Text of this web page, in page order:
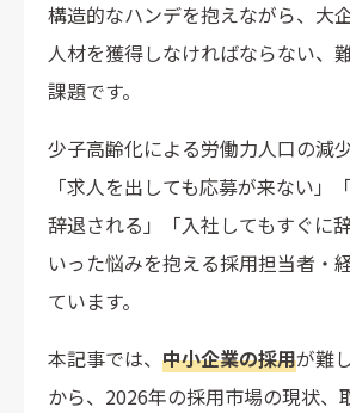
構造的なハンデを抱えながら、大
人材を獲得しなければならない、
課題です。
少子高齢化による労働力人口の減
「求人を出しても応募が来ない」
辞退される」「入社してもすぐに
いった悩みを抱える採用担当者・
ています。
本記事では、 中小企業の採用が難
から、2026年の採用市場の現状、